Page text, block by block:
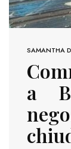
SAMANTHA
a